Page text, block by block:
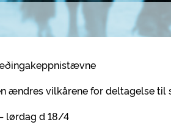
ændres vilkårene for deltagelse til
lørdag d 18/4